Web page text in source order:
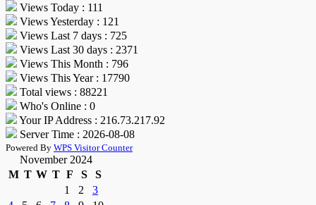
Views Today : 111
Views Yesterday : 121
Views Last 7 days : 725
Views Last 30 days : 2371
Views This Month : 796
Views This Year : 17790
Total views : 88221
Who's Online : 0
Your IP Address : 216.73.217.92
Server Time : 2026-08-08
Powered By WPS Visitor Counter
November 2024
M T W T F S
S
1
2
3